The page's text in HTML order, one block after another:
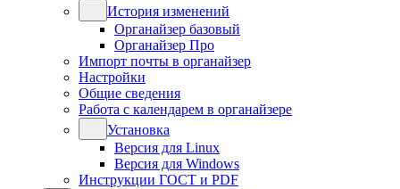
История изменений
Органайзер базовый
Органайзер Про
Импорт почты в органайзер
Настройки
Общие сведения
Работа с календарем в органайзере
Установка
Версия для Linux
Версия для Windows
Инструкции ГОСТ и PDF